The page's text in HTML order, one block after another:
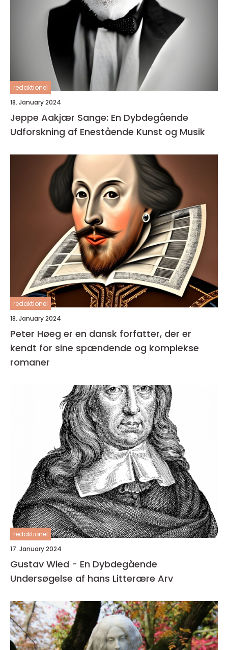
redaktionel
18. January 2024
Jeppe Aakjær Sange: En Dybdegående
Udforskning af Enestående Kunst og Musik
redaktionel
18. January 2024
Peter Høeg er en dansk forfatter, der er
kendt for sine spændende og komplekse
romaner
redaktionel
17. January 2024
Gustav Wied - En Dybdegående
Undersøgelse af hans Litterære Arv